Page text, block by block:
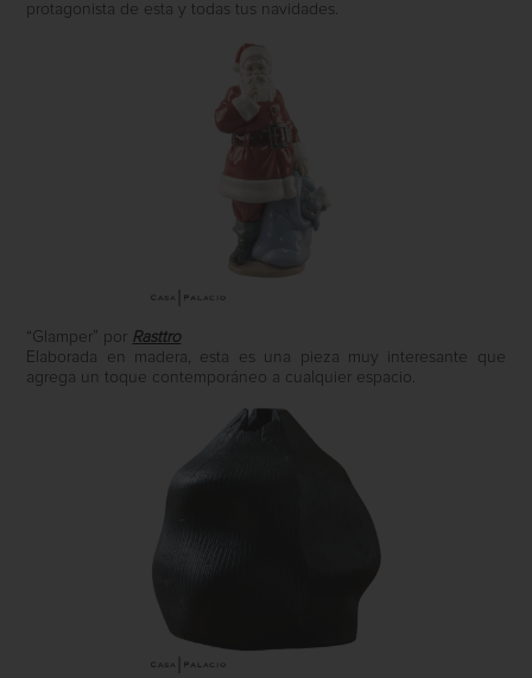
protagonista de esta y todas tus navidades.
“Glamper” por Rasttro
Elaborada en madera, esta es una pieza muy interesante que
agrega un toque contemporáneo a cualquier espacio.